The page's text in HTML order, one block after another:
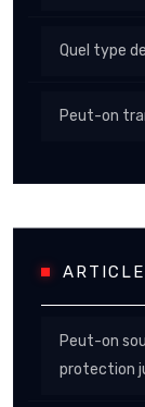
Quel type
Peut-on
Peut-on
protection